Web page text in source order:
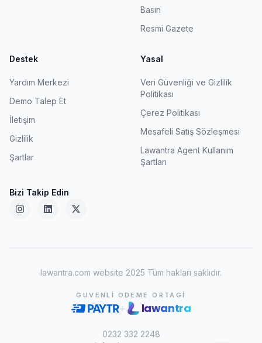
Basın
Resmi Gazete
Destek
Yardım Merkezi
Demo Talep Et
İletişim
Gizlilik
Şartlar
Yasal
Veri Güvenliği ve Gizlilik
Politikası
Çerez Politikası
Mesafeli Satış Sözleşmesi
Lawantra Agent Kullanım
Şartları
Bizi Takip Edin
lawantra.com website 2025 Tüm hakları saklıdır.
GUVENLI ODEME ORTAGI
+ lawantra
0232 332 2248